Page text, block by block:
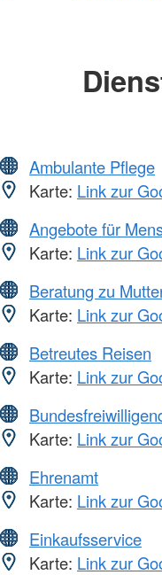
Ambulante Pflege
Karte: Link zur
Angebote für
Karte: Link zur
Beratung zu
Karte: Link zur
Betreutes Reisen
Karte: Link zur
Karte: Link zur
Ehrenamt
Karte: Link zur
Einkaufsservice
Karte: Link zur